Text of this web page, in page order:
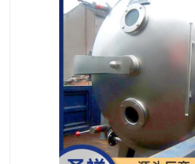
单锥螺带真空干燥机
方形圆形真空干燥机
热风循环烘箱
振动流化床干燥机